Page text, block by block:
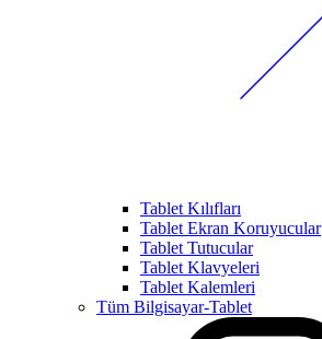
Tablet Kılıfları
Tablet Ekran Koruyucular
Tablet Tutucular
Tablet Klavyeleri
Tablet Kalemleri
Tüm Bilgisayar-Tablet